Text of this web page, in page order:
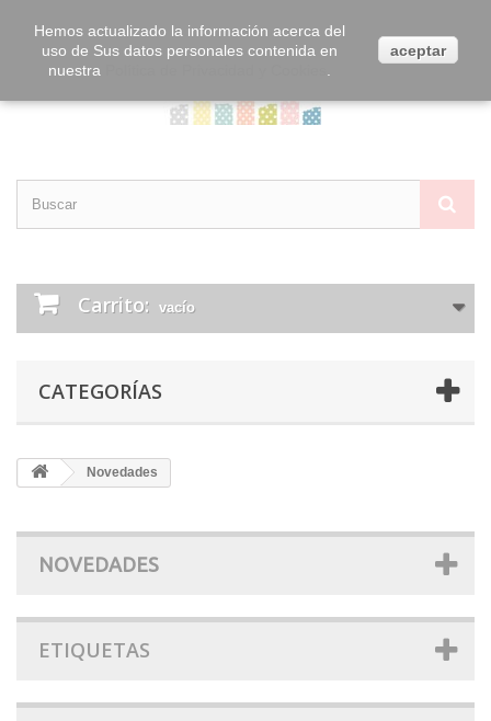
Carrito: vacío
CATEGORÍAS
Novedades
NOVEDADES
ETIQUETAS
Hemos actualizado la información acerca del
uso de Sus datos personales contenida en
nuestra
aceptar